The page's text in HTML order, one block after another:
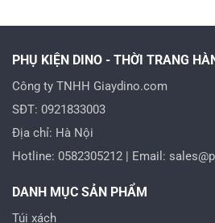
PHỤ KIỆN DINO - THỜI TRANG
Công ty TNHH Giaydino.com
SĐT: 0921833003
Địa chỉ: Hà Nội
Hotline: 0582305212 | Email:
DANH MỤC SẢN PHẨM
Túi xách